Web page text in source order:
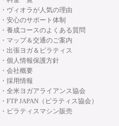
個人情報の取り扱いについて
ヨガ ヴィオラトリコロールで
名、電話番号、Ｅメールアド
心の注意を払い管理いたしま
に開示することは絶対にいた
下さい。
※このページはSSLにより暗号
RYT300の取得について
大阪府大阪市中央区安土町3丁目2番4号
TEL: 06-6926-8422
リフォーマースタジオ
・リフォーマーブラッシュアップセミ
・ピラティス解剖学【足部編】イン
・骨盤底筋群機能改善インストラクタ
・ピラティス プロップスコース
・ピラティスリング指導者養成コース
・アシュタンガヨガ イマージョンコ
・呼吸と瞑想コース
・リストラティブメソッド養成コース
・ヨーガ哲学コース
・リンパマッサージコース
・ヨガ解剖学コース
・アーユルヴェーダを知る
・アーユルヴェーダを深める
・ヴィオラが人気の理由
・安心のサポート体制
・養成コースのよくある質問
・マップ＆交通のご案内
・出張ヨガ＆ピラティス
・個人情報保護方針
・会社概要
・採用情報
・全米ヨガアライアンス協会
・FTP JAPAN（ピラティス協会）
・ピラティスマシン販売